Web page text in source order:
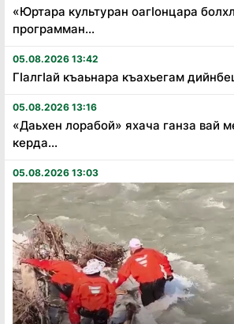
«Юртара культуран оагӏонцара
программан...
05.08.2026 13:42
Гӏалгӏай къаьнара къахьегам
05.08.2026 13:16
«Даьхен лорабой» яхача ганза вай
керда...
05.08.2026 13:03